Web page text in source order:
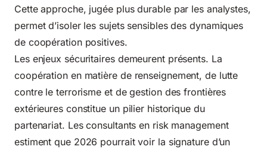
Cette approche, jugée plus durable par les analystes,
permet d’isoler les sujets sensibles des dynamiques
de coopération positives.
Les enjeux sécuritaires demeurent présents. La
coopération en matière de renseignement, de lutte
contre le terrorisme et de gestion des frontières
extérieures constitue un pilier historique du
partenariat. Les consultants en risk management
estiment que 2026 pourrait voir la signature d’un